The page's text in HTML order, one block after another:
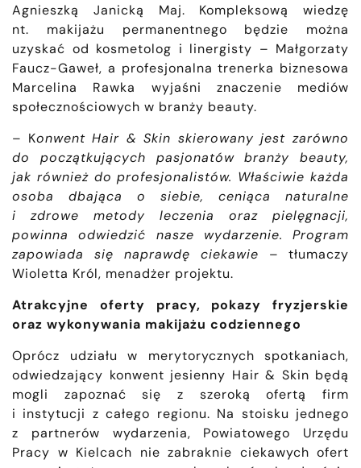
Agnieszką Janicką Maj. Kompleksową wiedzę
nt. makijażu permanentnego będzie można
uzyskać od kosmetolog i linergisty – Małgorzaty
Faucz-Gaweł, a profesjonalna trenerka biznesowa
Marcelina Rawka wyjaśni znaczenie mediów
społecznościowych w branży beauty.
– Konwent Hair & Skin skierowany jest zarówno
do początkujących pasjonatów branży beauty,
jak również do profesjonalistów. Właściwie każda
osoba dbająca o siebie, ceniąca naturalne
i zdrowe metody leczenia oraz pielęgnacji,
powinna odwiedzić nasze wydarzenie. Program
zapowiada się naprawdę ciekawie – tłumaczy
Wioletta Król, menadżer projektu.
Atrakcyjne oferty pracy, pokazy fryzjerskie
oraz wykonywania makijażu codziennego
Oprócz udziału w merytorycznych spotkaniach,
odwiedzający konwent jesienny Hair & Skin będą
mogli zapoznać się z szeroką ofertą firm
i instytucji z całego regionu. Na stoisku jednego
z partnerów wydarzenia, Powiatowego Urzędu
Pracy w Kielcach nie zabraknie ciekawych ofert